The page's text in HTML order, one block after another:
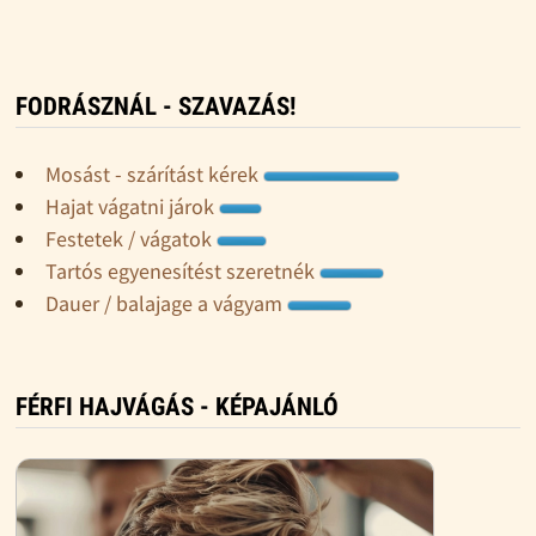
FODRÁSZNÁL - SZAVAZÁS!
Mosást - szárítást kérek
Hajat vágatni járok
Festetek / vágatok
Tartós egyenesítést szeretnék
Dauer / balajage a vágyam
FÉRFI HAJVÁGÁS - KÉPAJÁNLÓ